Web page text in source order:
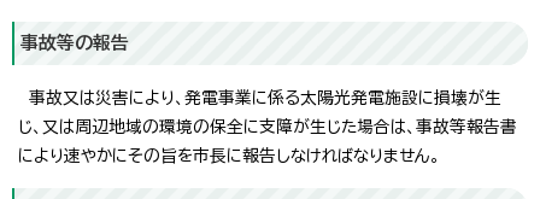
事故等の報告
事故又は災害により、発電事業に係る太陽光発電施設に損壊が生
じ、又は周辺地域の環境の保全に支障が生じた場合は、事故等報告書
により速やかにその旨を市長に報告しなければなりません。